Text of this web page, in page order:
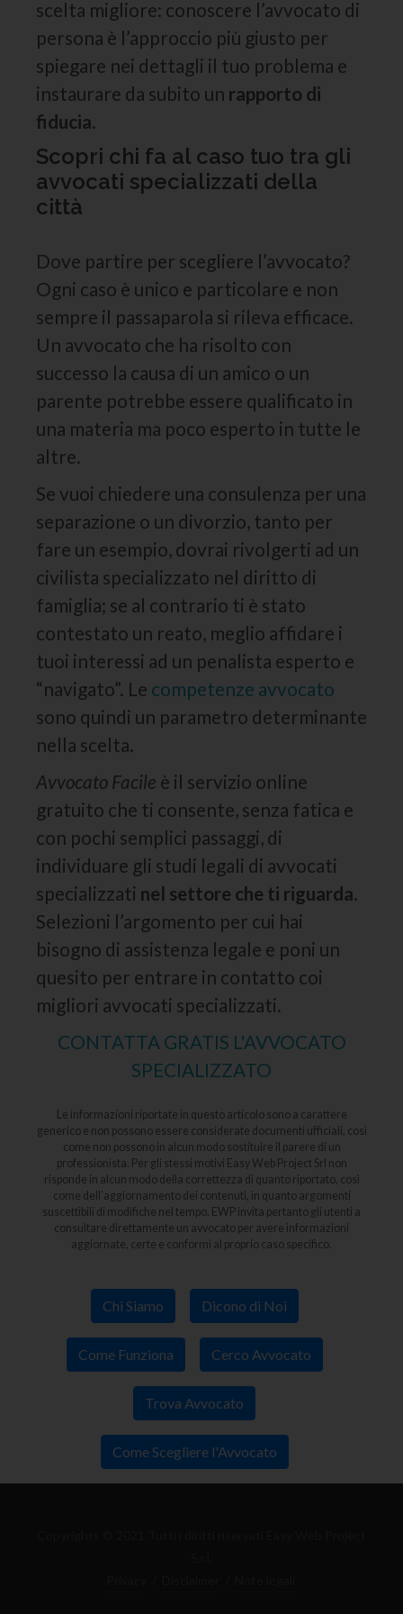
scelta migliore: conoscere l’avvocato di
persona è l’approccio più giusto per
spiegare nei dettagli il tuo problema e
instaurare da subito un rapporto di
fiducia.
Scopri chi fa al caso tuo tra gli
avvocati specializzati della
città
Dove partire per scegliere l’avvocato?
Ogni caso è unico e particolare e non
sempre il passaparola si rileva efficace.
Un avvocato che ha risolto con
successo la causa di un amico o un
parente potrebbe essere qualificato in
una materia ma poco esperto in tutte le
altre.
Se vuoi chiedere una consulenza per una
separazione o un divorzio, tanto per
fare un esempio, dovrai rivolgerti ad un
civilista specializzato nel diritto di
famiglia; se al contrario ti è stato
contestato un reato, meglio affidare i
tuoi interessi ad un penalista esperto e
“navigato”. Le competenze avvocato
sono quindi un parametro determinante
nella scelta.
Avvocato Facile è il servizio online
gratuito che ti consente, senza fatica e
con pochi semplici passaggi, di
individuare gli studi legali di avvocati
specializzati nel settore che ti riguarda.
Selezioni l’argomento per cui hai
bisogno di assistenza legale e poni un
quesito per entrare in contatto coi
migliori avvocati specializzati.
CONTATTA GRATIS L'AVVOCATO
SPECIALIZZATO
Le informazioni riportate in questo articolo sono a carattere
generico e non possono essere considerate documenti ufficiali, così
come non possono in alcun modo sostituire il parere di un
professionista. Per gli stessi motivi Easy Web Project Srl non
risponde in alcun modo della correttezza di quanto riportato, così
come dell’aggiornamento dei contenuti, in quanto argomenti
suscettibili di modifiche nel tempo. EWP invita pertanto gli utenti a
consultare direttamente un avvocato per avere informazioni
aggiornate, certe e conformi al proprio caso specifico.
Chi Siamo Dicono di Noi
Come Funziona Cerco Avvocato
Trova Avvocato
Come Scegliere l'Avvocato